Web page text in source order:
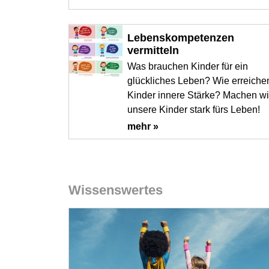
Lebenskompetenzen
vermitteln
Was brauchen Kinder für ein
glückliches Leben? Wie
Kinder innere Stärke? Machen
unsere Kinder stark fürs Leben!
mehr »
Wissenswertes